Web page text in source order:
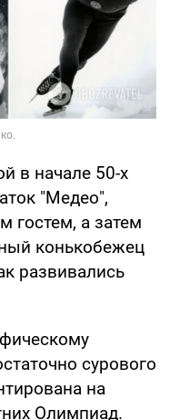
в начале 50-х
"Медео",
гостем, а затем
конькобежец
развивались
сурового
на
Олимпиад.